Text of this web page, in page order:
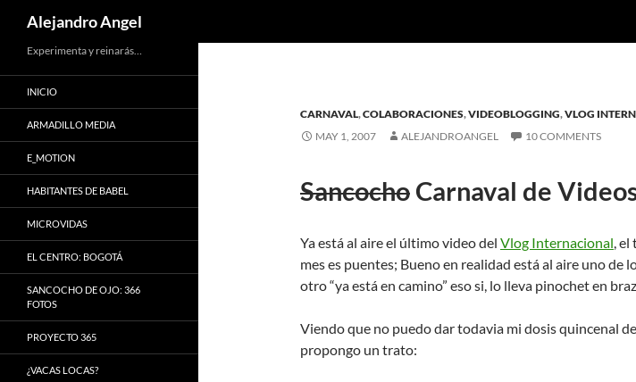
to
content
Alejandro Angel
CARNAVAL,COLABORACIONES,VIDEOBLOGGING,VLOG
MAY 1, 2007
ALEJANDROANGEL 10 COMMENTS
Sancocho Carnaval de
Ya está al aire el último video del Vlog Internacional, el
mes es puentes; Bueno en realidad está al aire uno de
otro “ya está en camino” eso si, lo lleva pinochet en
Viendo que no puedo dar todavia mi dosis quincenal
propongo un trato:
Experimenta y reinarás…
INICIO
ARMADILLO MEDIA
E_MOTION
HABITANTES DE BABEL
MICROVIDAS
EL CENTRO: BOGOTÁ
SANCOCHO DE OJO: 366
FOTOS
PROYECTO 365
¿VACAS LOCAS?